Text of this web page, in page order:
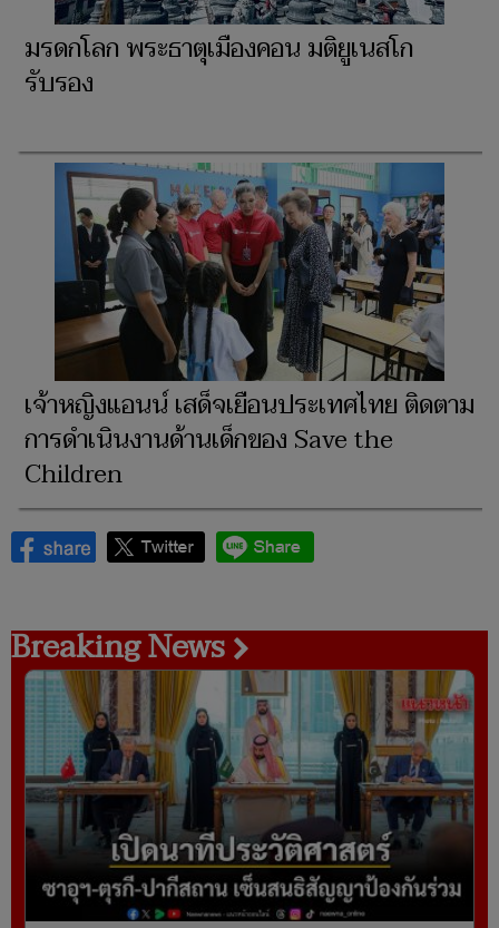
มรดกโลก พระธาตุเมืองคอน มติยูเนสโก
รับรอง
เจ้าหญิงแอนน์ เสด็จเยือนประเทศไทย ติดตาม
การดำเนินงานด้านเด็กของ Save the
Children
Breaking News